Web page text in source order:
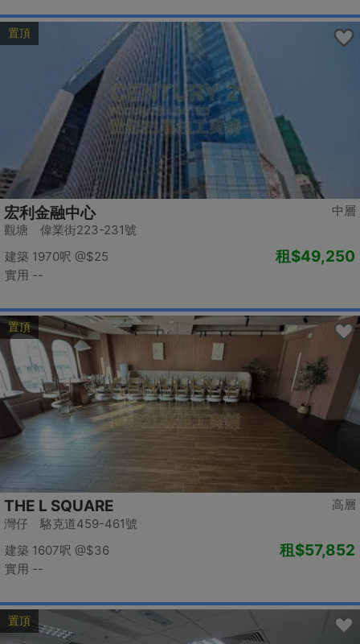
置頂
中層
宏利金融中心
觀塘 偉業街223-231號
建築 1970呎 @$25
實用 --
租$49,250
置頂
高層
THE L SQUARE
灣仔 駱克道459-461號
建築 1607呎 @$36
實用 --
租$57,852
置頂